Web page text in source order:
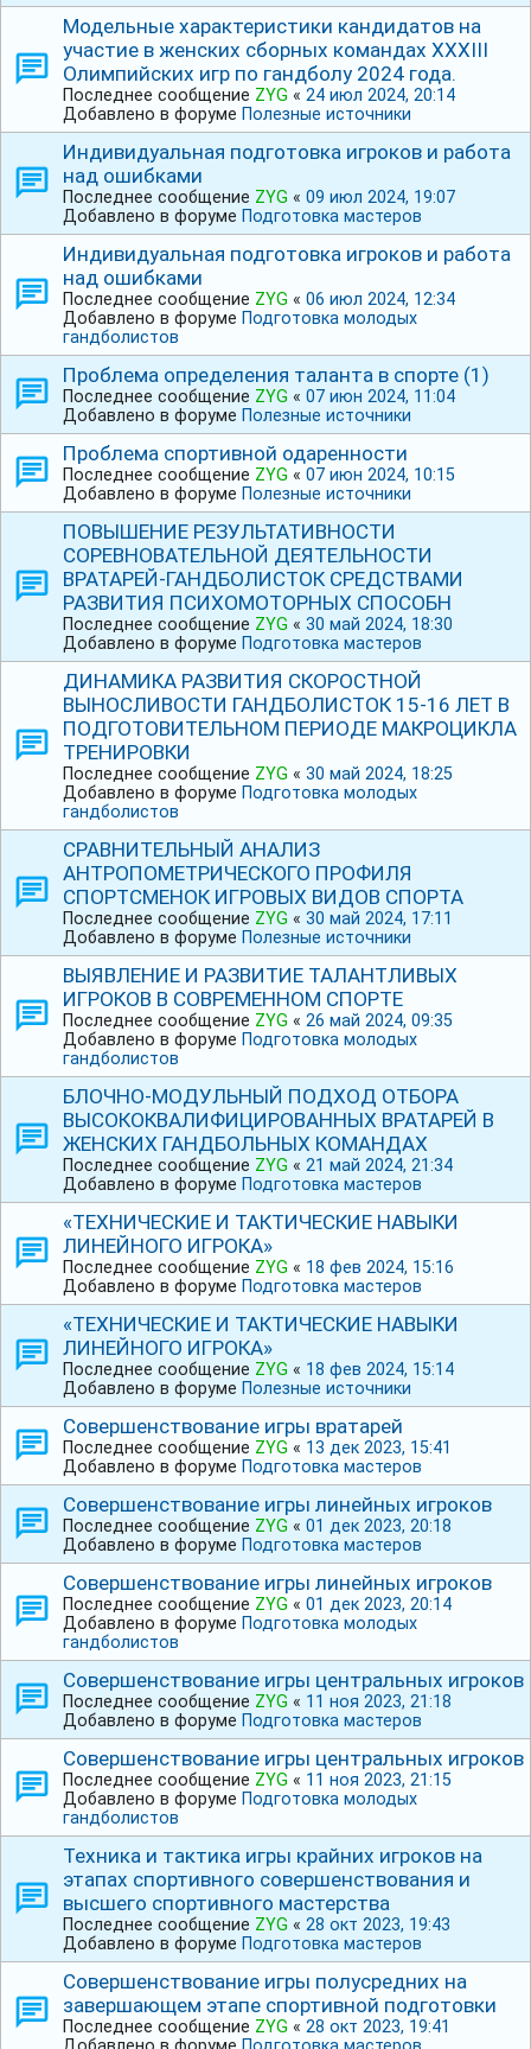
Модельные характеристики кандидатов на
участие в женских сборных командах ⅩⅩⅩⅠIⅠ
Олимпийских игр по гандболу 2024 года.
Последнее сообщение ZYG « 24 июл 2024, 20:14
Добавлено в форуме Полезные источники
Индивидуальная подготовка игроков и работа
над ошибками
Последнее сообщение ZYG « 09 июл 2024, 19:07
Добавлено в форуме Подготовка мастеров
Индивидуальная подготовка игроков и работа
над ошибками
Последнее сообщение ZYG « 06 июл 2024, 12:34
Добавлено в форуме Подготовка молодых
гандболистов
Проблема определения таланта в спорте (1)
Последнее сообщение ZYG « 07 июн 2024, 11:04
Добавлено в форуме Полезные источники
Проблема спортивной одаренности
Последнее сообщение ZYG « 07 июн 2024, 10:15
Добавлено в форуме Полезные источники
ПОВЫШЕНИЕ РЕЗУЛЬТАТИВНОСТИ
СОРЕВНОВАТЕЛЬНОЙ ДЕЯТЕЛЬНОСТИ
ВРАТАРЕЙ-ГАНДБОЛИСТОК СРЕДСТВАМИ
РАЗВИТИЯ ПСИХОМОТОРНЫХ СПОСОБН
Последнее сообщение ZYG « 30 май 2024, 18:30
Добавлено в форуме Подготовка мастеров
ДИНАМИКА РАЗВИТИЯ СКОРОСТНОЙ
ВЫНОСЛИВОСТИ ГАНДБОЛИСТОК 15-16 ЛЕТ В
ПОДГОТОВИТЕЛЬНОМ ПЕРИОДЕ МАКРОЦИКЛА
ТРЕНИРОВКИ
Последнее сообщение ZYG « 30 май 2024, 18:25
Добавлено в форуме Подготовка молодых
гандболистов
СРАВНИТЕЛЬНЫЙ АНАЛИЗ
АНТРОПОМЕТРИЧЕСКОГО ПРОФИЛЯ
СПОРТСМЕНОК ИГРОВЫХ ВИДОВ СПОРТА
Последнее сообщение ZYG « 30 май 2024, 17:11
Добавлено в форуме Полезные источники
ВЫЯВЛЕНИЕ И РАЗВИТИЕ ТАЛАНТЛИВЫХ
ИГРОКОВ В СОВРЕМЕННОМ СПОРТЕ
Последнее сообщение ZYG « 26 май 2024, 09:35
Добавлено в форуме Подготовка молодых
гандболистов
БЛОЧНО-МОДУЛЬНЫЙ ПОДХОД ОТБОРА
ВЫСОКОКВАЛИФИЦИРОВАННЫХ ВРАТАРЕЙ В
ЖЕНСКИХ ГАНДБОЛЬНЫХ КОМАНДАХ
Последнее сообщение ZYG « 21 май 2024, 21:34
Добавлено в форуме Подготовка мастеров
«ТЕХНИЧЕСКИЕ И ТАКТИЧЕСКИЕ НАВЫКИ
ЛИНЕЙНОГО ИГРОКА»
Последнее сообщение ZYG « 18 фев 2024, 15:16
Добавлено в форуме Подготовка мастеров
«ТЕХНИЧЕСКИЕ И ТАКТИЧЕСКИЕ НАВЫКИ
ЛИНЕЙНОГО ИГРОКА»
Последнее сообщение ZYG « 18 фев 2024, 15:14
Добавлено в форуме Полезные источники
Совершенствование игры вратарей
Последнее сообщение ZYG « 13 дек 2023, 15:41
Добавлено в форуме Подготовка мастеров
Совершенствование игры линейных игроков
Последнее сообщение ZYG « 01 дек 2023, 20:18
Добавлено в форуме Подготовка мастеров
Совершенствование игры линейных игроков
Последнее сообщение ZYG « 01 дек 2023, 20:14
Добавлено в форуме Подготовка молодых
гандболистов
Совершенствование игры центральных игроков
Последнее сообщение ZYG « 11 ноя 2023, 21:18
Добавлено в форуме Подготовка мастеров
Совершенствование игры центральных игроков
Последнее сообщение ZYG « 11 ноя 2023, 21:15
Добавлено в форуме Подготовка молодых
гандболистов
Техника и тактика игры крайних игроков на
этапах спортивного совершенствования и
высшего спортивного мастерства
Последнее сообщение ZYG « 28 окт 2023, 19:43
Добавлено в форуме Подготовка мастеров
Совершенствование игры полусредних на
завершающем этапе спортивной подготовки
Последнее сообщение ZYG « 28 окт 2023, 19:41